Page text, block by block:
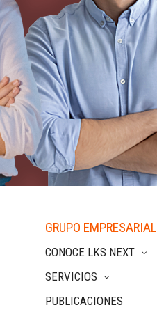
GRUPO EMPRESARIAL
CONOCE LKS NEXT
SERVICIOS
PUBLICACIONES